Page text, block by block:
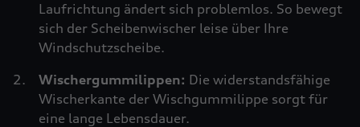
Laufrichtung ändert sich problemlos. So bewegt
sich der Scheibenwischer leise über Ihre
Windschutzscheibe.
Wischergummilippen: Die widerstandsfähige
Wischerkante der Wischgummilippe sorgt für
eine lange Lebensdauer.